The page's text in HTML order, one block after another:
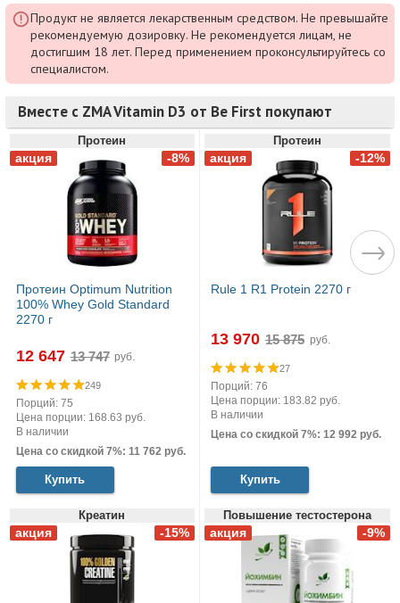
Продукт не является лекарственным средством. Не превышайте
рекомендуемую дозировку. Не рекомендуется лицам, не
достигшим 18 лет. Перед применением проконсультируйтесь со
специалистом.
Вместе с ZMA Vitamin D3 от Be First покупают
Протеин
Протеин Optimum Nutrition
100% Whey Gold Standard
2270 г
12 647 руб.
249
Порций: 75
Цена порции: 168.63 руб.
В наличии
Цена со скидкой 7%: 11 762 руб.
Купить
Протеин
Rule 1 R1 Protein 2270 г
13 970 руб.
27
Порций: 76
Цена порции: 183.82 руб.
В наличии
Цена со скидкой 7%: 12 992 руб.
Купить
Креатин Повышение тестостерона